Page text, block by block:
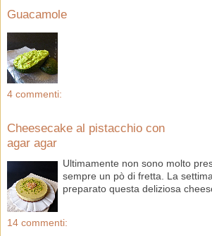
Guacamole
4 commenti:
Cheesecake al pistacchio con
agar agar
Ultimamente non sono molto
sempre un pò di fretta. La
preparato questa deliziosa
14 commenti: